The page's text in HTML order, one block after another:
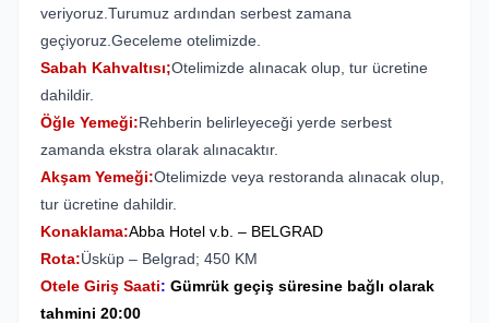
veriyoruz.Turumuz ardından serbest zamana
geçiyoruz.Geceleme otelimizde.
Sabah Kahvaltısı;Otelimizde alınacak olup, tur ücretine
dahildir.
Öğle Yemeği:Rehberin belirleyeceği yerde serbest
zamanda ekstra olarak alınacaktır.
Akşam Yemeği:Otelimizde veya restoranda alınacak olup,
tur ücretine dahildir.
Konaklama:Abba Hotel v.b. – BELGRAD
Rota:Üsküp – Belgrad; 450 KM
Otele Giriş Saati: Gümrük geçiş süresine bağlı olarak
tahmini 20:00